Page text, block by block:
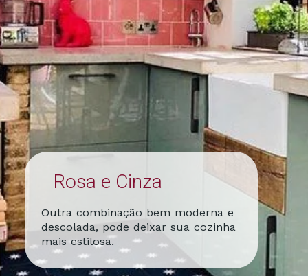
Rosa e Cinza
Outra combinação bem moderna e
descolada, pode deixar sua cozinha
mais estilosa.